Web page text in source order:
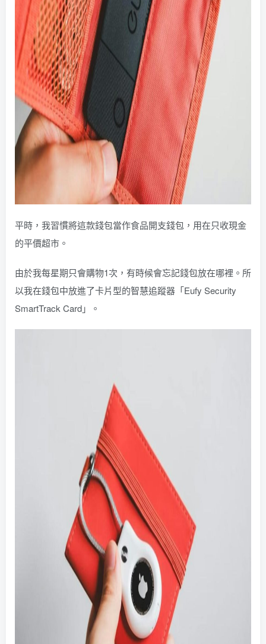
平時，我習慣將這款錢包當作食品開支錢包，用在只收現金
的平價超市。
由於我每星期只會購物1次，有時候會忘記錢包放在哪裡。所
以我在錢包中放進了卡片型的智慧追蹤器「Eufy Security
SmartTrack Card」。